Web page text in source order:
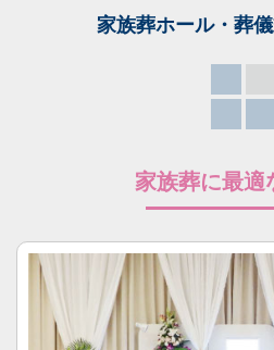
家族葬ホール・葬
家族葬に最適